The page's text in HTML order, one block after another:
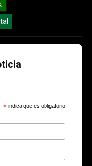
* indica que es obligatorio